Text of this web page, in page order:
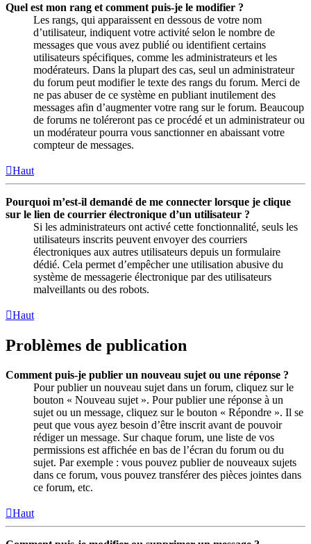
Quel est mon rang et comment puis-je le modifier ?
Les rangs, qui apparaissent en dessous de votre nom
d’utilisateur, indiquent votre activité selon le nombre de
messages que vous avez publié ou identifient certains
utilisateurs spécifiques, comme les administrateurs et les
modérateurs. Dans la plupart des cas, seul un administrateur
du forum peut modifier le texte des rangs du forum. Merci de
ne pas abuser de ce système en publiant inutilement des
messages afin d’augmenter votre rang sur le forum. Beaucoup
de forums ne toléreront pas ce procédé et un administrateur ou
un modérateur pourra vous sanctionner en abaissant votre
compteur de messages.
Haut
Pourquoi m’est-il demandé de me connecter lorsque je clique
sur le lien de courrier électronique d’un utilisateur ?
Si les administrateurs ont activé cette fonctionnalité, seuls les
utilisateurs inscrits peuvent envoyer des courriers
électroniques aux autres utilisateurs depuis un formulaire
dédié. Cela permet d’empêcher une utilisation abusive du
système de messagerie électronique par des utilisateurs
malveillants ou des robots.
Haut
Problèmes de publication
Comment puis-je publier un nouveau sujet ou une réponse ?
Pour publier un nouveau sujet dans un forum, cliquez sur le
bouton « Nouveau sujet ». Pour publier une réponse à un
sujet ou un message, cliquez sur le bouton « Répondre ». Il se
peut que vous ayez besoin d’être inscrit avant de pouvoir
rédiger un message. Sur chaque forum, une liste de vos
permissions est affichée en bas de l’écran du forum ou du
sujet. Par exemple : vous pouvez publier de nouveaux sujets
dans ce forum, vous pouvez transférer des pièces jointes dans
ce forum, etc.
Haut